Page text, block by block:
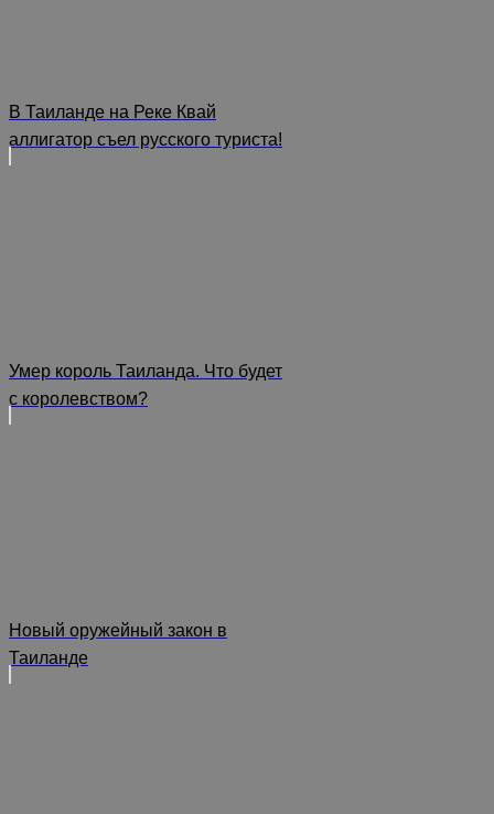
В Таиланде на Реке Квай
аллигатор съел русского туриста!
Умер король Таиланда. Что будет
с королевством?
Новый оружейный закон в
Таиланде